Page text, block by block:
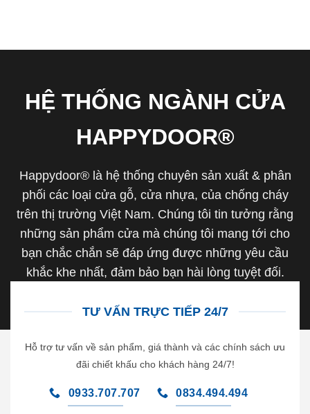
HỆ THỐNG NGÀNH CỬA
HAPPYDOOR®
Happydoor® là hệ thống chuyên sản xuất & phân
phối các loại cửa gỗ, cửa nhựa, của chống cháy
trên thị trường Việt Nam. Chúng tôi tin tưởng rằng
những sản phẩm cửa mà chúng tôi mang tới cho
bạn chắc chắn sẽ đáp ứng được những yêu cầu
khắc khe nhất, đảm bảo bạn hài lòng tuyệt đối.
TƯ VẤN TRỰC TIẾP 24/7
Hỗ trợ tư vấn về sản phẩm, giá thành và các chính sách ưu
đãi chiết khấu cho khách hàng 24/7!
0933.707.707 0834.494.494